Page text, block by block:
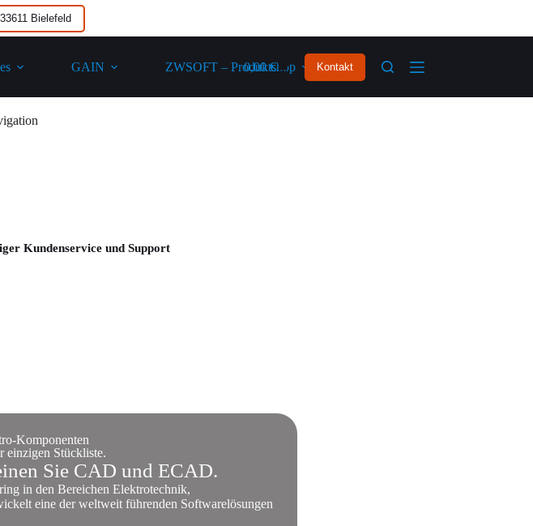
Bielefeld
GAIN​ ZWSOFT – Produktshop
0,00€ Kontakt
Kundenservice und Support
Komponenten
Stückliste.
Sie CAD und ECAD.
in den Bereichen Elektrotechnik,
eine der weltweit führenden Softwarelösungen